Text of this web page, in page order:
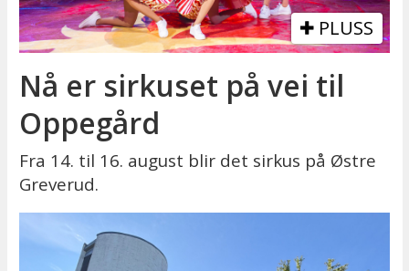
PLUSS
Nå er sirkuset på vei til
Oppegård
Fra 14. til 16. august blir det sirkus på Østre
Greverud.